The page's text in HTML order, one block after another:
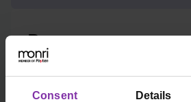
Consent Details
Partnerstvo